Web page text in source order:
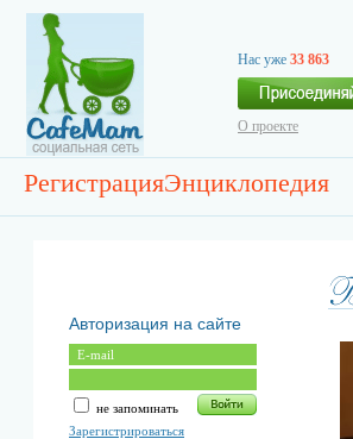
Нас уже 33 863
О проекте
РегистрацияЭнциклопедия
Авторизация на сайте
не запоминать
Зарегистрироваться